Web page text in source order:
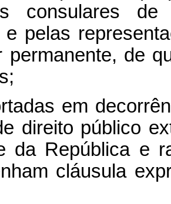
consulares
e pelas
permanente, de
em
direito público
da República e
cláusula